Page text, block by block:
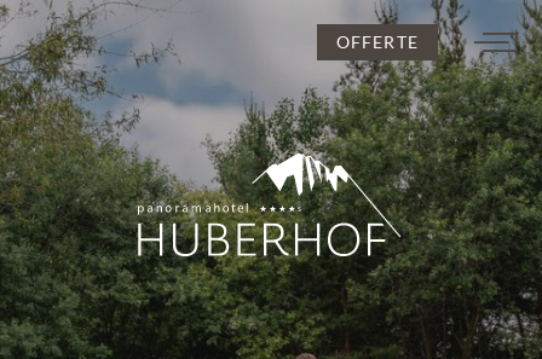
DE IT EN
L’Huberhof
OFFERTE